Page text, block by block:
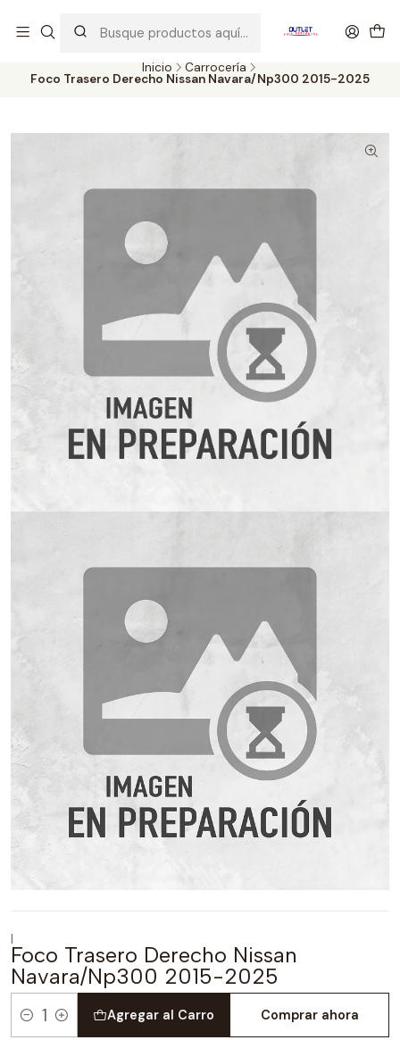
probados con altos estándares de calidad.
Inicio Carrocería
Foco Trasero Derecho Nissan Navara/Np300 2015-2025
|
Foco Trasero Derecho Nissan
Navara/Np300 2015-2025
Cantidad
Agregar al Carro Comprar ahora